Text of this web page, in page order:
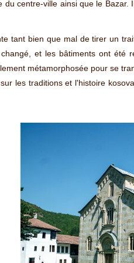
centre-ville ainsi que le
tant bien que mal de tirer un
et les bâtiments ont été
métamorphosée pour se
les traditions et l'histoire